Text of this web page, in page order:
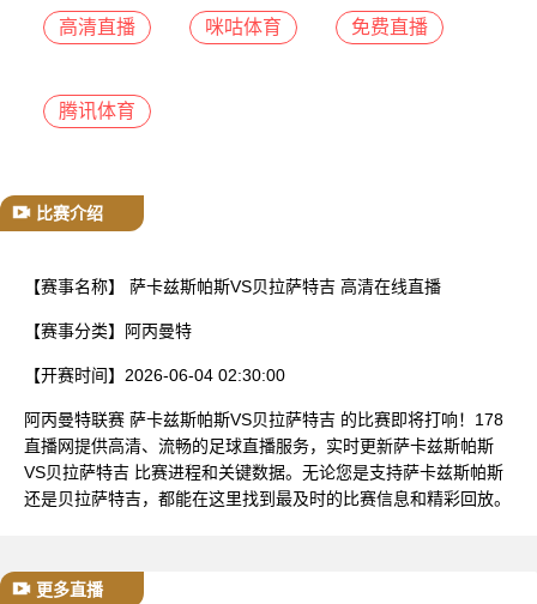
高清直播 咪咕体育 免费直播
腾讯体育
比赛介绍
【赛事名称】 萨卡兹斯帕斯VS贝拉萨特吉 高清在线直播
【赛事分类】 阿丙曼特
【开赛时间】 2026-06-04 02:30:00
阿丙曼特联赛 萨卡兹斯帕斯VS贝拉萨特吉 的比赛即将打响！178
直播网提供高清、流畅的足球直播服务，实时更新萨卡兹斯帕斯
VS贝拉萨特吉 比赛进程和关键数据。无论您是支持萨卡兹斯帕斯
还是贝拉萨特吉，都能在这里找到最及时的比赛信息和精彩回放。
更多直播